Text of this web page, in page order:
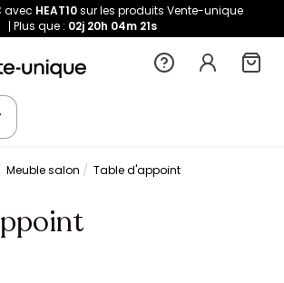
avec HEAT10sur les produits Vente-unique
Plus que : 02j 20h 04m 20s
Meuble salon Table d'appoint